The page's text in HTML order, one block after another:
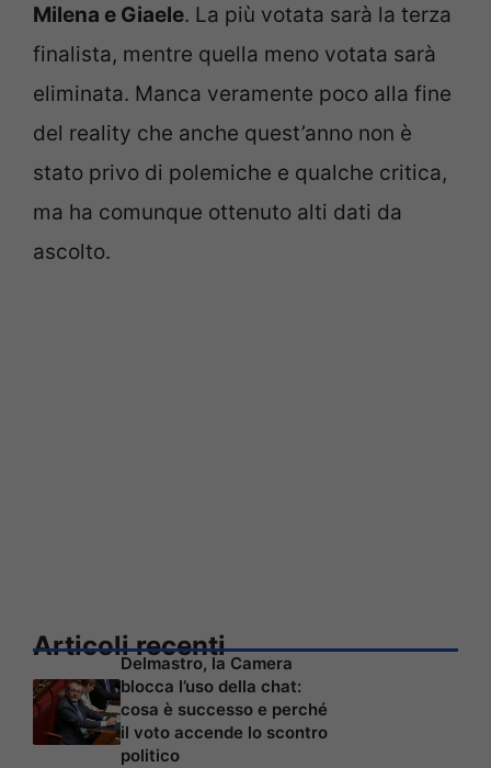
Milena e Giaele. La più votata sarà la terza
finalista, mentre quella meno votata sarà
eliminata. Manca veramente poco alla fine
del reality che anche quest’anno non è
stato privo di polemiche e qualche critica,
ma ha comunque ottenuto alti dati da
ascolto.
Articoli recenti
Delmastro, la Camera
blocca l’uso della chat:
cosa è successo e perché
il voto accende lo scontro
politico